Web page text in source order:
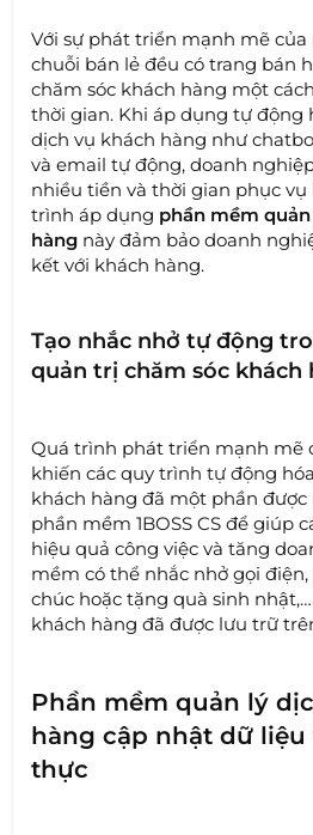
Với sự phát triển mạnh mẽ của
chuỗi bán lẻ đều có trang bán
chăm sóc khách hàng một
thời gian. Khi áp dụng tự động
dịch vụ khách hàng như
và email tự động, doanh
nhiều tiền và thời gian phục vụ
trình áp dụng phần mềm
hàng này đảm bảo doanh
kết với khách hàng.
Tạo nhắc nhở tự động
quản trị chăm sóc khách
Quá trình phát triển mạnh mẽ
khiến các quy trình tự động
khách hàng đã một phần
phần mềm 1BOSS CS để giúp
hiệu quả công việc và tăng
mềm có thể nhắc nhở gọi
chúc hoặc tặng quà sinh
khách hàng đã được lưu trữ
Phần mềm quản lý
hàng cập nhật dữ
thực